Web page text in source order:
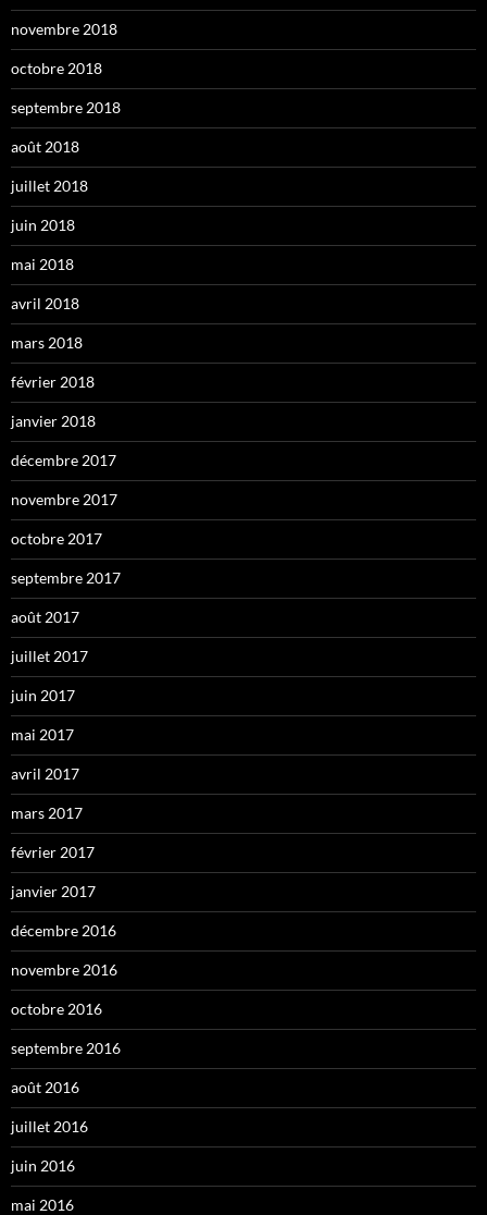
novembre 2018
octobre 2018
septembre 2018
août 2018
juillet 2018
juin 2018
mai 2018
avril 2018
mars 2018
février 2018
janvier 2018
décembre 2017
novembre 2017
octobre 2017
septembre 2017
août 2017
juillet 2017
juin 2017
mai 2017
avril 2017
mars 2017
février 2017
janvier 2017
décembre 2016
novembre 2016
octobre 2016
septembre 2016
août 2016
juillet 2016
juin 2016
mai 2016